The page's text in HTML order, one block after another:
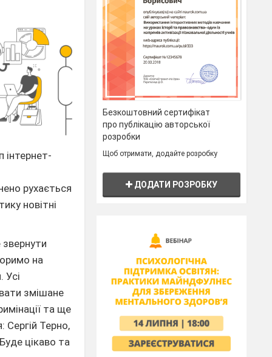
інтернет-
рухається
новітні
на
Усі
змішане
та ще
Сергій Терно,
цікаво та
Безкоштовний сертифікат
про публікацію авторської
розробки
Щоб отримати, додайте розробку
ДОДАТИ РОЗРОБКУ